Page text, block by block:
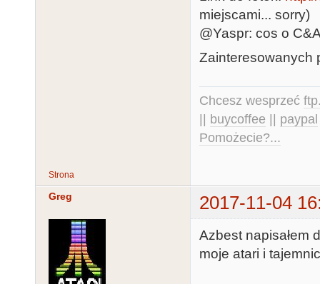
miejscami... sorry)
@Yaspr: cos o
Zainteresowanych
Chcesz wesprzeć
|| buycoffee || paypal
Pomożecie?...
Strona
Greg 2017-11-04
Azbest napisałem
moje atari i